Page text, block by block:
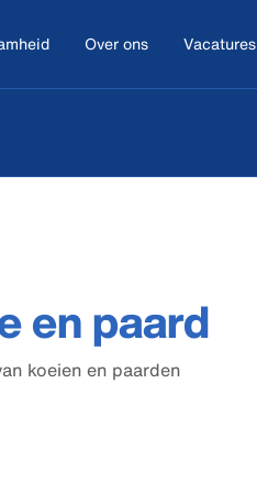
Over ons Vacatures
en paard
koeien en paarden